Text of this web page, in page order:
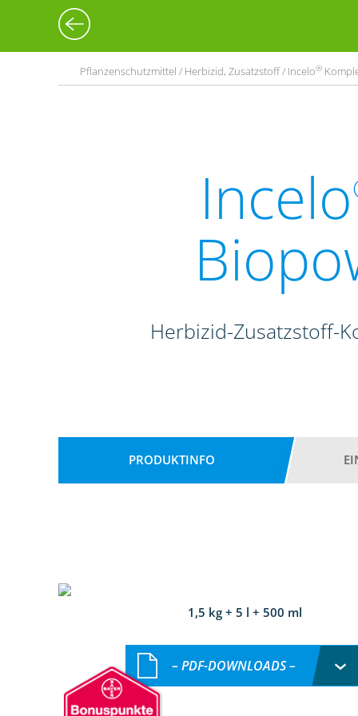
Pflanzenschutzmittel / Herbizid, Zusatzstoff / Incelo®
Incelo
Herbizid-Zusatzstoff-
PRODUKTINFO
1,5 kg + 5 l + 500 ml
– PDF-DOWNLOADS –